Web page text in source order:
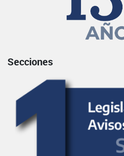
Secciones